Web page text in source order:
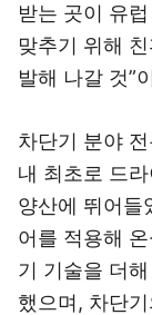
받는 곳이 유
맞추기 위해
발해 나갈 것”
차단기 분야
내 최초로 드
양산에 뛰어들
어를 적용해
기 기술을 더
했으며, 차단